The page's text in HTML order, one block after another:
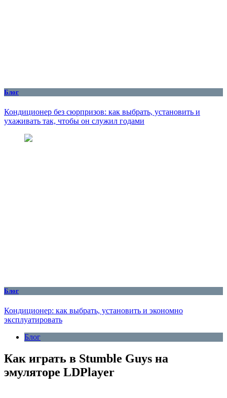
Блог
Кондиционер без сюрпризов: как выбрать, установить и
ухаживать так, чтобы он служил годами
Блог
Кондиционер: как выбрать, установить и экономно
эксплуатировать
Блог
Как играть в Stumble Guys на
эмуляторе LDPlayer